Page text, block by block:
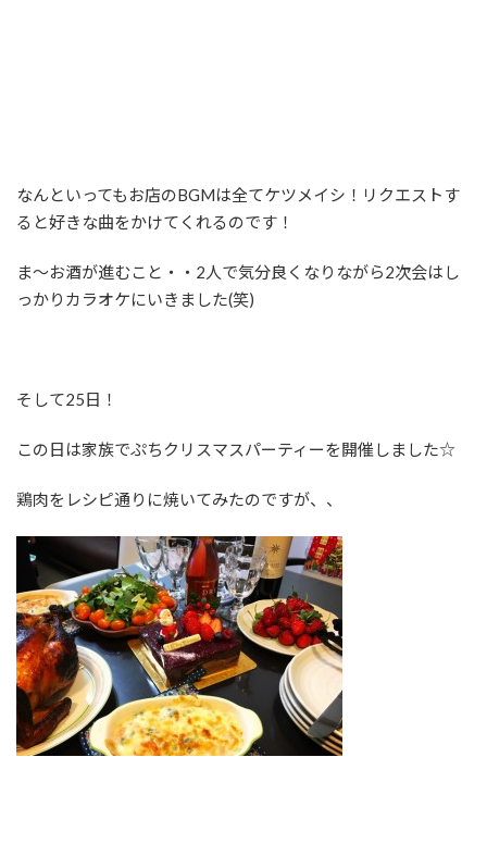
なんといってもお店のBGMは全てケツメイシ！リクエストす
ると好きな曲をかけてくれるのです！
ま～お酒が進むこと・・2人で気分良くなりながら2次会はし
っかりカラオケにいきました(笑)
そして25日！
この日は家族でぷちクリスマスパーティーを開催しました☆
鶏肉をレシピ通りに焼いてみたのですが、、